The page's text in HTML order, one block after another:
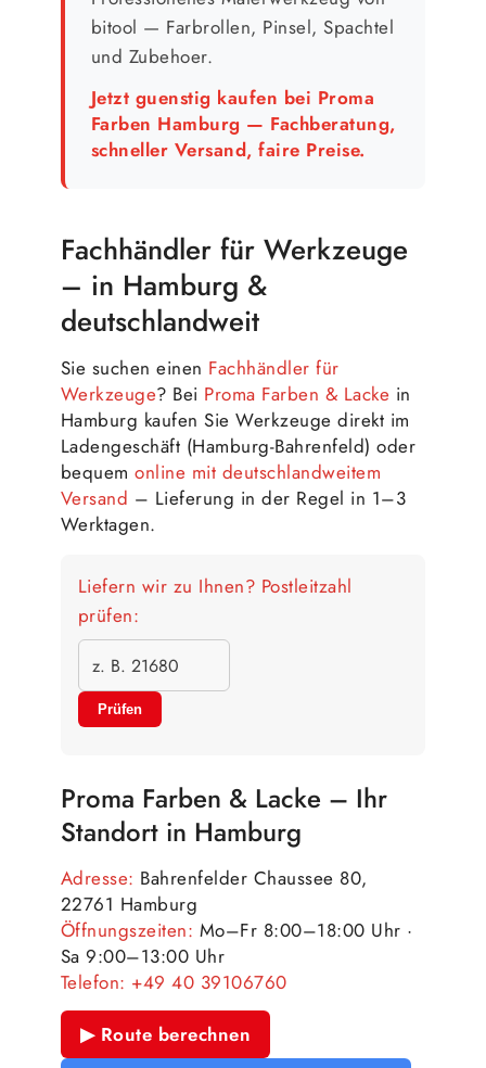
bitool — Farbrollen, Pinsel, Spachtel
und Zubehoer.
Jetzt guenstig kaufen bei Proma
Farben Hamburg — Fachberatung,
schneller Versand, faire Preise.
Fachhändler für Werkzeuge
– in Hamburg &
deutschlandweit
Sie suchen einen Fachhändler für
Werkzeuge? Bei Proma Farben & Lacke in
Hamburg kaufen Sie Werkzeuge direkt im
Ladengeschäft (Hamburg-Bahrenfeld) oder
bequemonline mit deutschlandweitem
Versand – Lieferung in der Regel in 1–3
Werktagen.
Liefern wir zu Ihnen? Postleitzahl
prüfen:
Prüfen
Proma Farben & Lacke – Ihr
Standort in Hamburg
Adresse: Bahrenfelder Chaussee 80,
22761 Hamburg
Öffnungszeiten: Mo–Fr 8:00–18:00 Uhr ·
Sa 9:00–13:00 Uhr
Telefon: +49 40 39106760
▶ Route berechnen